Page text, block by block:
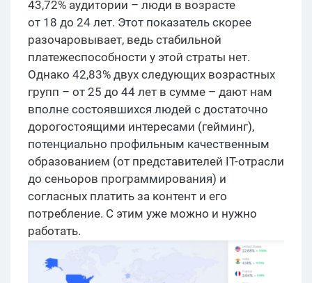
43,72% аудитории – люди в возрасте
от 18 до 24 лет. Этот показатель скорее
разочаровывает, ведь стабильной
платежеспособности у этой страты нет.
Однако 42,83% двух следующих возрастных
групп – от 25 до 44 лет в сумме – дают нам
вполне состоявшихся людей с достаточно
дорогостоящими интересами (гейминг),
потенциально профильным качественным
образованием (от представителей IT-отрасли
до сеньоров программирования) и
согласных платить за контент и его
потребление. С этим уже можно и нужно
работать.